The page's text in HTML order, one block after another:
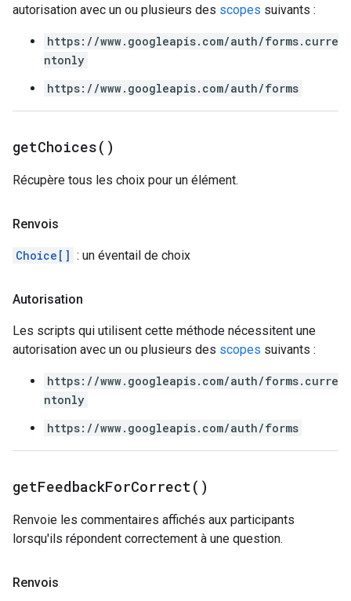
autorisation avec un ou plusieurs des scopes suivants :
https://www.googleapis.com/auth/forms.curre
ntonly
https://www.googleapis.com/auth/forms
getChoices( )
Récupère tous les choix pour un élément.
Renvois
Choice[] : un éventail de choix
Autorisation
Les scripts qui utilisent cette méthode nécessitent une
autorisation avec un ou plusieurs des scopes suivants :
https://www.googleapis.com/auth/forms.curre
ntonly
https://www.googleapis.com/auth/forms
getFeedbackForCorrect( )
Renvoie les commentaires affichés aux participants
lorsqu'ils répondent correctement à une question.
Renvois